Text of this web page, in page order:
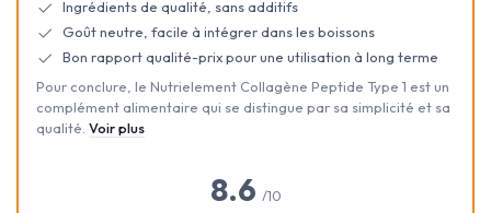
Ingrédients de qualité, sans additifs
Goût neutre, facile à intégrer dans les boissons
Bon rapport qualité-prix pour une utilisation à long terme
Pour conclure, le Nutrielement Collagène Peptide Type 1 est un
complément alimentaire qui se distingue par sa simplicité et sa
qualité. Voir plus
8.6 /10